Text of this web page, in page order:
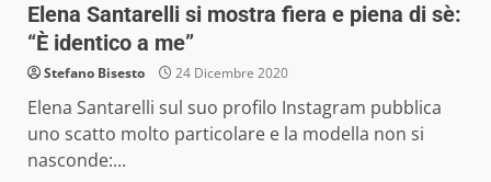
Elena Santarelli si mostra fiera e piena di sè:
“È identico a me”
Stefano Bisesto 24 Dicembre 2020
Elena Santarelli sul suo profilo Instagram pubblica
uno scatto molto particolare e la modella non si
nasconde:...